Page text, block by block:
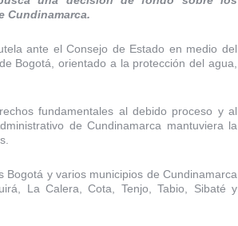
Cundinamarca.
ante el Consejo de Estado en medio del
Bogotá, orientado a la protección del agua,
fundamentales al debido proceso y al
de Cundinamarca mantuviera la
y varios municipios de Cundinamarca
La Calera, Cota, Tenjo, Tabio, Sibaté y